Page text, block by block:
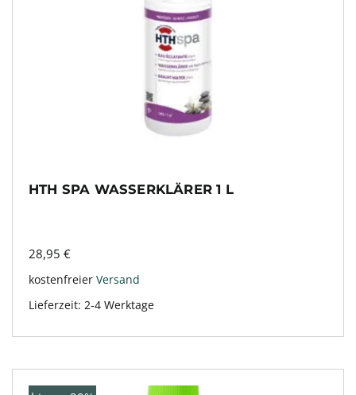
HTH SPA WASSERKLÄRER 1 L
28,95 €
kostenfreier Versand
Lieferzeit: 2-4 Werktage